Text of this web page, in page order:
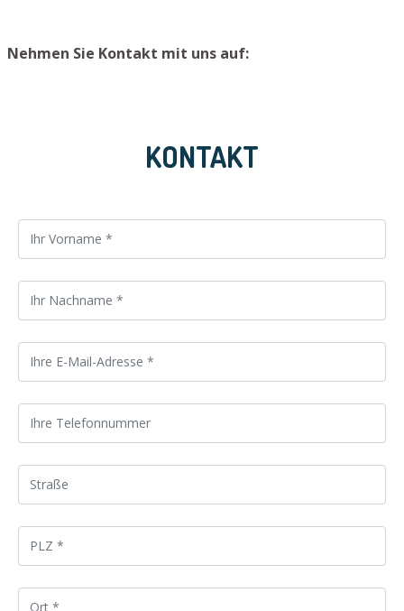
Nehmen Sie Kontakt mit uns auf:
KONTAKT